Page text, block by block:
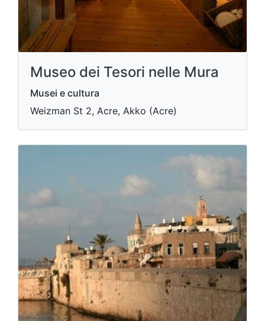
Museo dei Tesori nelle Mura
Musei e cultura
Weizman St 2, Acre, Akko (Acre)